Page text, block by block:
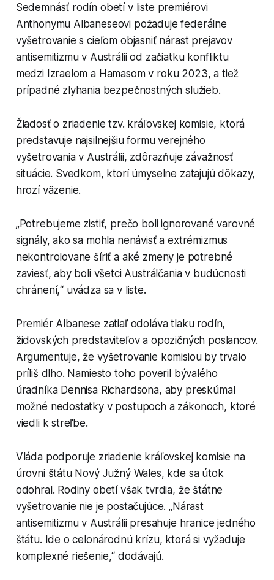
Sedemnásť rodín obetí v liste premiérovi
Anthonymu Albaneseovi požaduje federálne
vyšetrovanie s cieľom objasniť nárast prejavov
antisemitizmu v Austrálii od začiatku konfliktu
medzi Izraelom a Hamasom v roku 2023, a tiež
prípadné zlyhania bezpečnostných služieb.
Žiadosť o zriadenie tzv. kráľovskej komisie, ktorá
predstavuje najsilnejšiu formu verejného
vyšetrovania v Austrálii, zdôrazňuje závažnosť
situácie. Svedkom, ktorí úmyselne zatajujú dôkazy,
hrozí väzenie.
„Potrebujeme zistiť, prečo boli ignorované varovné
signály, ako sa mohla nenávisť a extrémizmus
nekontrolovane šíriť a aké zmeny je potrebné
zaviesť, aby boli všetci Austrálčania v budúcnosti
chránení,“ uvádza sa v liste.
Premiér Albanese zatiaľ odoláva tlaku rodín,
židovských predstaviteľov a opozičných poslancov.
Argumentuje, že vyšetrovanie komisiou by trvalo
príliš dlho. Namiesto toho poveril bývalého
úradníka Dennisa Richardsona, aby preskúmal
možné nedostatky v postupoch a zákonoch, ktoré
viedli k streľbe.
Vláda podporuje zriadenie kráľovskej komisie na
úrovni štátu Nový Južný Wales, kde sa útok
odohral. Rodiny obetí však tvrdia, že štátne
vyšetrovanie nie je postačujúce. „Nárast
antisemitizmu v Austrálii presahuje hranice jedného
štátu. Ide o celonárodnú krízu, ktorá si vyžaduje
komplexné riešenie,“ dodávajú.